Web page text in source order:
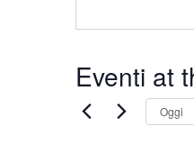
Eventi at
Oggi